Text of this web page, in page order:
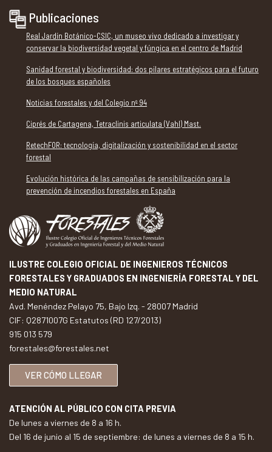
Publicaciones
Real Jardín Botánico-CSIC, un museo vivo dedicado a investigar y
conservar la biodiversidad vegetal y fúngica en el centro de Madrid
Sanidad forestal y biodiversidad: dos pilares estratégicos para el futuro
de los bosques españoles
Noticias forestales y del Colegio nº 94
Ciprés de Cartagena, Tetraclinis articulata (Vahl) Mast.
RetechFOR: tecnología, digitalización y sostenibilidad en el sector
forestal
Evolución histórica de las campañas de sensibilización para la
prevención de incendios forestales en España
ILUSTRE COLEGIO OFICIAL DE INGENIEROS TÉCNICOS
FORESTALES Y GRADUADOS EN INGENIERÍA FORESTAL Y DEL
MEDIO NATURAL
Avd. Menéndez Pelayo 75, Bajo Izq. - 28007 Madrid
CIF: Q2871007G Estatutos (RD 127/2013)
915 013 579
forestales@forestales.net
VER CÓMO LLEGAR
ATENCIÓN AL PÚBLICO CON CITA PREVIA
De lunes a viernes de 8 a 16 h.
Del 16 de junio al 15 de septiembre: de lunes a viernes de 8 a 15 h.